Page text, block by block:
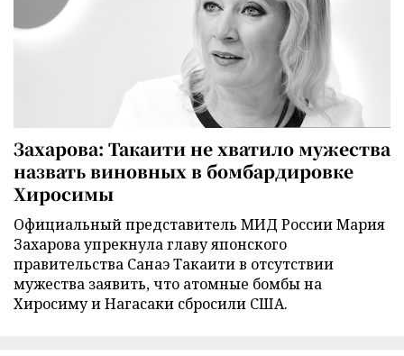
Захарова: Такаити не хватило мужества
назвать виновных в бомбардировке
Хиросимы
Официальный представитель МИД России Мария
Захарова упрекнула главу японского
правительства Санаэ Такаити в отсутствии
мужества заявить, что атомные бомбы на
Хиросиму и Нагасаки сбросили США.